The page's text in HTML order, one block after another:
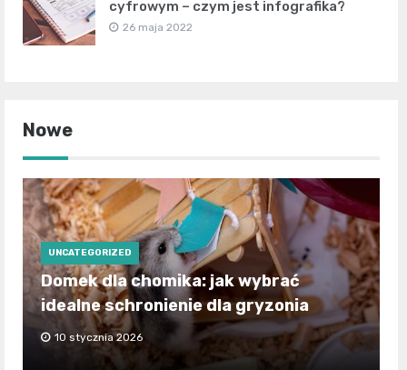
cyfrowym – czym jest infografika?
26 maja 2022
Nowe
UNCATEGORIZED
Domek dla chomika: jak wybrać
idealne schronienie dla gryzonia
10 stycznia 2026